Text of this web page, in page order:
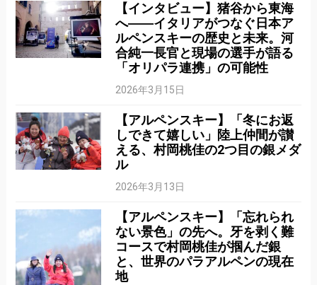
【インタビュー】猪谷から東海
へ――イタリアがつなぐ日本ア
ルペンスキーの歴史と未来。河
合純一長官と現場の選手が語る
「オリパラ連携」の可能性
2026年3月15日
【アルペンスキー】「冬にお返
しできて嬉しい」陸上仲間が讃
える、村岡桃佳の2つ目の銀メダ
ル
2026年3月13日
【アルペンスキー】「忘れられ
ない景色」の先へ。牙を剥く難
コースで村岡桃佳が掴んだ銀
と、世界のパラアルペンの現在
地